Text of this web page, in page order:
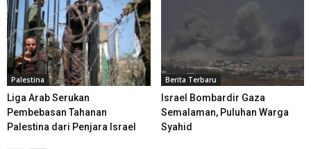
Palestina
Liga Arab Serukan
Pembebasan Tahanan
Palestina dari Penjara Israel
Berita Terbaru
Israel Bombardir Gaza
Semalaman, Puluhan Warga
Syahid